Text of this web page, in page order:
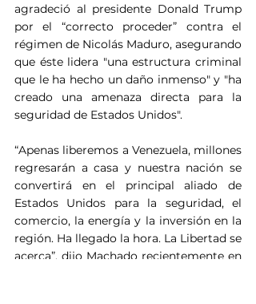
agradeció al presidente Donald Trump
por el “correcto proceder” contra el
régimen de Nicolás Maduro, asegurando
que éste lidera "una estructura criminal
que le ha hecho un daño inmenso" y "ha
creado una amenaza directa para la
seguridad de Estados Unidos".
“Apenas liberemos a Venezuela, millones
regresarán a casa y nuestra nación se
convertirá en el principal aliado de
Estados Unidos para la seguridad, el
comercio, la energía y la inversión en la
región. Ha llegado la hora. La Libertad se
acerca”, dijo Machado recientemente en